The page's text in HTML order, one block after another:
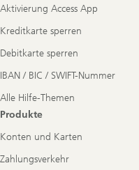
Aktivierung Access App
Kreditkarte sperren
Debitkarte sperren
IBAN / BIC / SWIFT-Nummer
Alle Hilfe-Themen
Produkte
Konten und Karten
Zahlungsverkehr